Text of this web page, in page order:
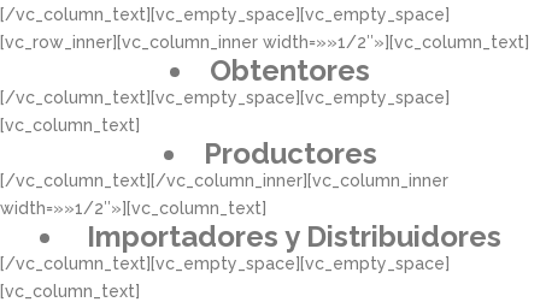
[/vc_column_text][vc_empty_space][vc_empty_space]
[vc_row_inner][vc_column_inner width=»»1/2″»][vc_column_text]
Obtentores
[/vc_column_text][vc_empty_space][vc_empty_space]
[vc_column_text]
Productores
[/vc_column_text][/vc_column_inner][vc_column_inner
width=»»1/2″»][vc_column_text]
Importadores y Distribuidores
[/vc_column_text][vc_empty_space][vc_empty_space]
[vc_column_text]